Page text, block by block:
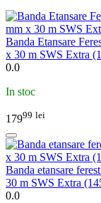
Banda Etansare
x 30 m SWS Extra
0.0
In stoc
17999 lei
Banda etansare
30 m SWS Extra
0.0